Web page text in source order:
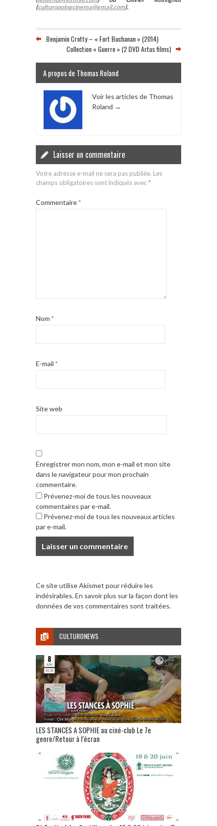
(culturopoingcinema@gmail.com).
Benjamin Crotty – « Fort Buchanan » (2014)
Collection « Guerre » (2 DVD Artus films)
A propos de Thomas Roland
Voir les articles de Thomas
Roland →
Laisser un commentaire
Votre adresse e-mail ne sera pas publiée. Les
champs obligatoires sont indiqués avec*
Commentaire*
Nom *
E-mail *
Site web
Enregistrer mon nom, mon e-mail et mon site
dans le navigateur pour mon prochain
commentaire.
Prévenez-moi de tous les nouveaux
commentaires par e-mail.
Prévenez-moi de tous les nouveaux articles
par e-mail.
Ce site utilise Akismet pour réduire les
indésirables.En savoir plus sur la façon dont les
données de vos commentaires sont traitées.
CULTURONEWS
LES STANCES A SOPHIE au ciné-club Le 7e
genre/Retour à l’écran